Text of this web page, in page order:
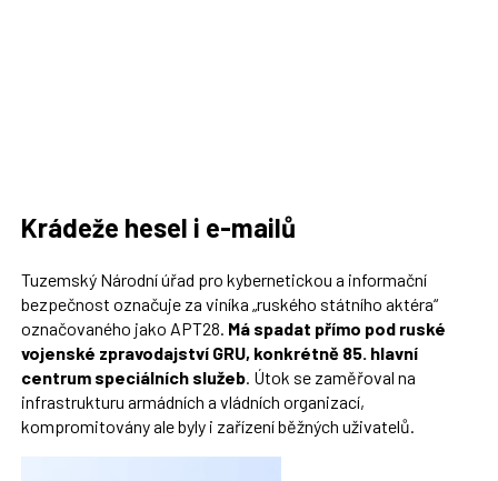
Krádeže hesel i e-mailů
Tuzemský Národní úřad pro kybernetickou a informační
bezpečnost označuje za viníka „ruského státního aktéra“
označovaného jako APT28. Má spadat přímo pod ruské
vojenské zpravodajství GRU, konkrétně 85. hlavní
centrum speciálních služeb. Útok se zaměřoval na
infrastrukturu armádních a vládních organizací,
kompromitovány ale byly i zařízení běžných uživatelů.